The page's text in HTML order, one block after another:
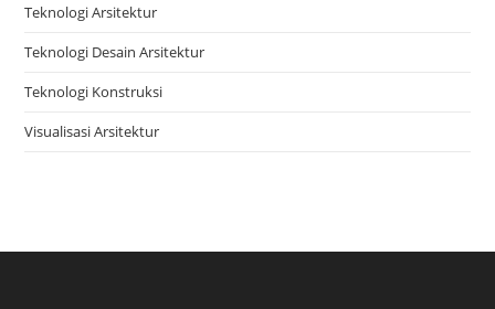
Teknologi Arsitektur
Teknologi Desain Arsitektur
Teknologi Konstruksi
Visualisasi Arsitektur